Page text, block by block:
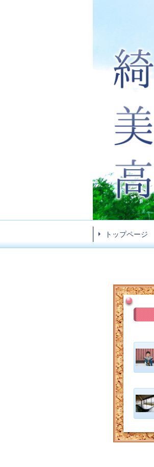
トップページ